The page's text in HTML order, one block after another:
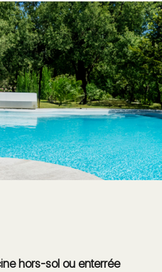
hors-sol ou enterrée